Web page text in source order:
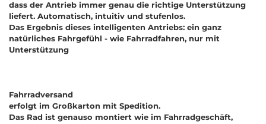
dass der Antrieb immer genau die richtige Unterstützung
liefert. Automatisch, intuitiv und stufenlos.
Das Ergebnis dieses intelligenten Antriebs: ein ganz
natürliches Fahrgefühl - wie Fahrradfahren, nur mit
Unterstützung
Fahrradversand
erfolgt im Großkarton mit Spedition.
Das Rad ist genauso montiert wie im Fahrradgeschäft,